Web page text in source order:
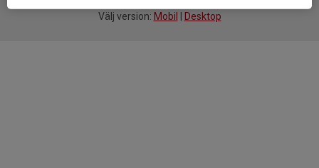
Välj version: Mobil Desktop